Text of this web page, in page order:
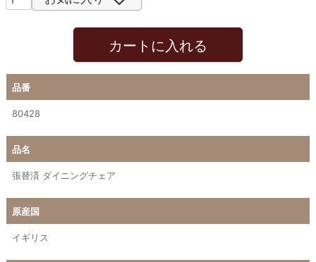
カートに入れる
品番
80428
品名
張替済 ダイニングチェア
原産国
イギリス